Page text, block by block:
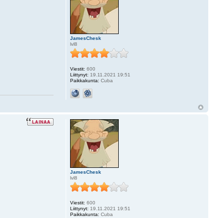
JamesChesk
lvl8
Viestit: 600
Liittynyt: 19.11.2021 19:51
Paikkakunta: Cuba
JamesChesk
lvl8
Viestit: 600
Liittynyt: 19.11.2021 19:51
Paikkakunta: Cuba